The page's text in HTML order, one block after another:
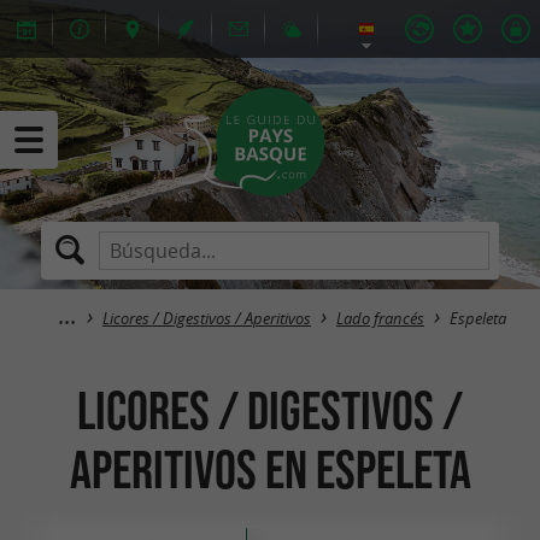
Licores / Digestivos / Aperitivos Lado francés Espeleta
Licores / Digestivos /
Aperitivos en Espeleta